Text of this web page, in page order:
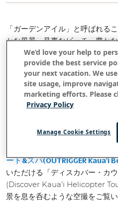
「ガーデンアイル」と呼ばれる
かな風景、見事なビーチ、豊か
れるのに理想的な時期で、島に
ちたコミュニティ精神を示すた
ントがあります。夏にカウアイ
次に示します。
カウアイ島の美しさを体験する
ート&スパ(OUTRIGGER Kaua'i
いただける「ディスカバー・カ
(Discover Kaua'i Helicopter
景を息を呑むような空撮をご覧
We’d love your help to
provide the best service
your next vacation. We
site usage, improve
marketing efforts. Please
Privacy Policy
Manage Cookie Settings